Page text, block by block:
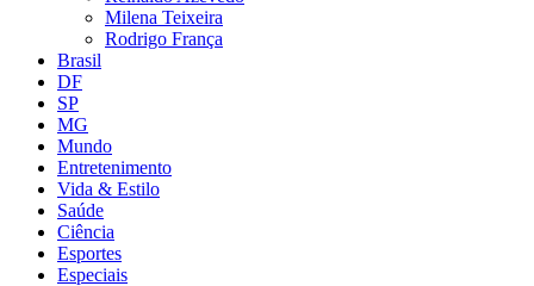
Milena Teixeira
Rodrigo França
Brasil
DF
SP
MG
Mundo
Entretenimento
Vida & Estilo
Saúde
Ciência
Esportes
Especiais